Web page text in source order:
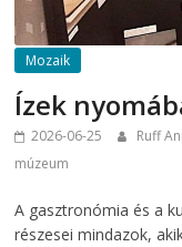
Mozaik
Ízek
2026-06-25 Ruff
múzeum
A gasztronómia és a
részesei mindazok,